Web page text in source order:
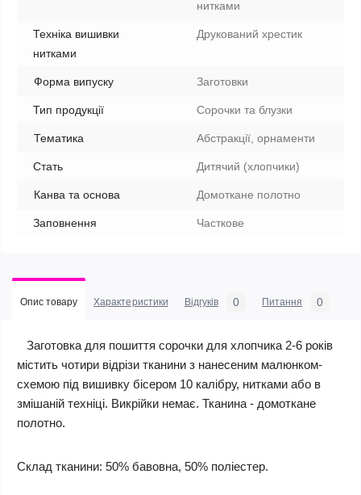
нитками
Техніка вишивки
нитками
Друкований хрестик
Форма випуску Заготовки
Тип продукції Сорочки та блузки
Тематика Абстракції, орнаменти
Стать Дитячий (хлопчики)
Канва та основа Домоткане полотно
Заповнення Часткове
Опис товару Характеристики Відгуків 0 Питання 0
Заготовка для пошиття сорочки для хлопчика 2-6 років
містить чотири відрізи тканини з нанесеним малюнком-
схемою під вишивку бісером 10 калібру, нитками або в
змішаній техніці. Викрійки немає. Тканина - домоткане
полотно.
Склад тканини: 50% бавовна, 50% поліестер.